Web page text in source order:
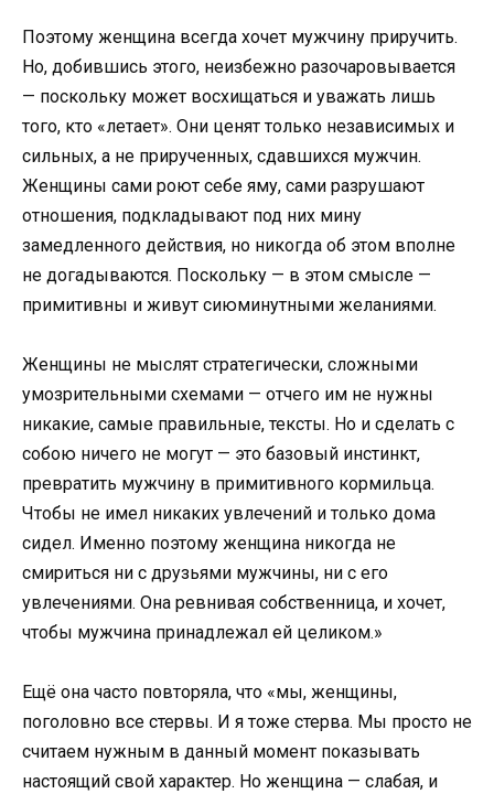
Поэтому женщина всегда хочет мужчину приручить.
Но, добившись этого, неизбежно разочаровывается
— поскольку может восхищаться и уважать лишь
того, кто «летает». Они ценят только независимых и
сильных, а не прирученных, сдавшихся мужчин.
Женщины сами роют себе яму, сами разрушают
отношения, подкладывают под них мину
замедленного действия, но никогда об этом вполне
не догадываются. Поскольку — в этом смысле —
примитивны и живут сиюминутными желаниями.
Женщины не мыслят стратегически, сложными
умозрительными схемами — отчего им не нужны
никакие, самые правильные, тексты. Но и сделать с
собою ничего не могут — это базовый инстинкт,
превратить мужчину в примитивного кормильца.
Чтобы не имел никаких увлечений и только дома
сидел. Именно поэтому женщина никогда не
смириться ни с друзьями мужчины, ни с его
увлечениями. Она ревнивая собственница, и хочет,
чтобы мужчина принадлежал ей целиком.»
Ещё она часто повторяла, что «мы, женщины,
поголовно все стервы. И я тоже стерва. Мы просто не
считаем нужным в данный момент показывать
настоящий свой характер. Но женщина — слабая, и